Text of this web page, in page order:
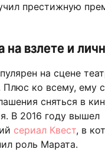
престижную
на взлете и
на сцене
Плюс ко всему, ему
сняться в
В 2016 году вышел
сериал Квест, в
роль Марата.